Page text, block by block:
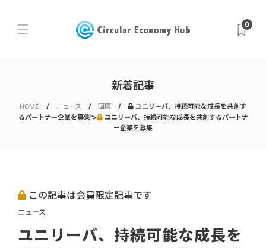
0
新着記事
HOME ニュース 国際
ユニリーバ、持続可能な成長を共創す
るパートナー企業を募集">
ユニリーバ、持続可能な成長を共創するパートナ
ー企業を募集
この記事は会員限定記事です
ニュース
ユニリーバ、持続可能な成長を